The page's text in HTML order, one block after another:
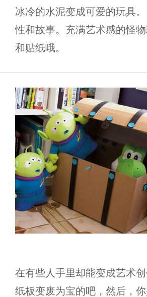
冰冷的水泥变成可爱的玩具
性和故事。充满艺术感的怪
和贴纸哦。
在有些人手里却能变成艺术
纸板变废为宝的吧，然后，